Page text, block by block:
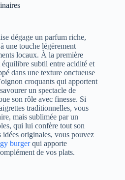
dégage un parfum riche,
une touche légèrement
locaux. À la première
subtil entre acidité et
dans une texture onctueuse
croquants qui apportent
un spectacle de
son rôle avec finesse. Si
traditionnelles, vous
mais sublimée par un
qui lui confère tout son
idées originales, vous pouvez
burgerqui apporte
de vos plats.